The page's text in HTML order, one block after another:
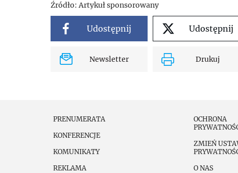
Źródło:Artykuł sponsorowany
Udostępnij Udostępnij
Newsletter Drukuj
PRENUMERATA
KONFERENCJE
KOMUNIKATY
REKLAMA
OCHRONA
ZMIEŃ
O NAS